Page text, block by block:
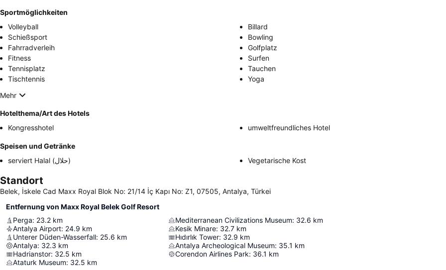
Sportmöglichkeiten
Volleyball
Billard
Schießsport
Bowling
Fahrradverleih
Golfplatz
Fitness
Surfen
Tennisplatz
Tauchen
Tischtennis
Yoga
Mehr
Hotelthema/Art des Hotels
Kongresshotel
umweltfreundliches Hotel
Speisen und Getränke
serviert Halal (حلال)
Vegetarische Kost
Standort
Belek, İskele Cad Maxx Royal Blok No: 21/14 İç Kapı No: Z1, 07505, Antalya, Türkei
Entfernung von Maxx Royal Belek Golf Resort
Perga: 23.2 km
Antalya Airport: 24.9 km
Unterer Düden-Wasserfall: 25.6 km
Antalya: 32.3 km
Hadrianstor: 32.5 km
Ataturk Museum: 32.5 km
Mediterranean Civilizations Museum: 32.6 km
Kesik Minare: 32.7 km
Hıdırlık Tower: 32.9 km
Antalya Archeological Museum: 35.1 km
Corendon Airlines Park: 36.1 km